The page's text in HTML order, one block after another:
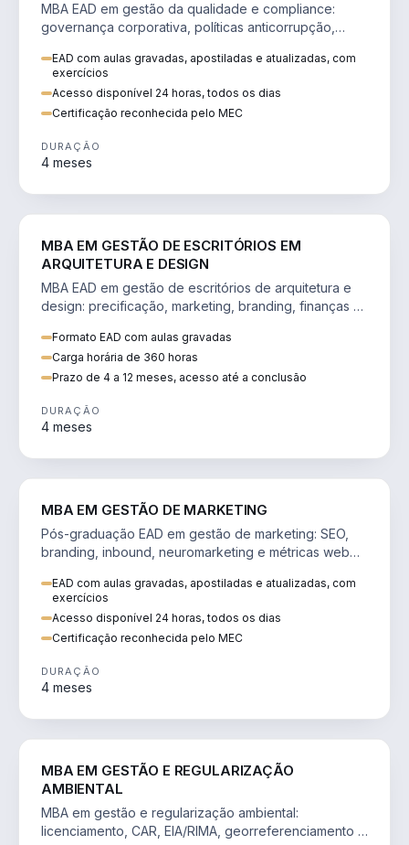
MBA EAD em gestão da qualidade e compliance:
governança corporativa, políticas anticorrupção,
EAD com aulas gravadas, apostiladas e atualizadas, com
exercícios
Acesso disponível 24 horas, todos os dias
Certificação reconhecida pelo MEC
DURAÇÃO
4 meses
MBA EM GESTÃO DE ESCRITÓRIOS EM
ARQUITETURA E DESIGN
MBA EAD em gestão de escritórios de arquitetura e
design: precificação, marketing, branding, finanças e
Formato EAD com aulas gravadas
Carga horária de 360 horas
Prazo de 4 a 12 meses, acesso até a conclusão
DURAÇÃO
4 meses
MBA EM GESTÃO DE MARKETING
Pós-graduação EAD em gestão de marketing: SEO,
branding, inbound, neuromarketing e métricas web
EAD com aulas gravadas, apostiladas e atualizadas, com
exercícios
Acesso disponível 24 horas, todos os dias
Certificação reconhecida pelo MEC
DURAÇÃO
4 meses
MBA EM GESTÃO E REGULARIZAÇÃO
AMBIENTAL
MBA em gestão e regularização ambiental:
licenciamento, CAR, EIA/RIMA, georreferenciamento e